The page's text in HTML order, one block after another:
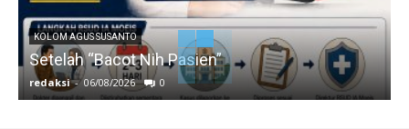
KOLOM AGUS SUSANTO
Setelah “Bacot Nih Pasien”
redaksi - 06/08/2026 0